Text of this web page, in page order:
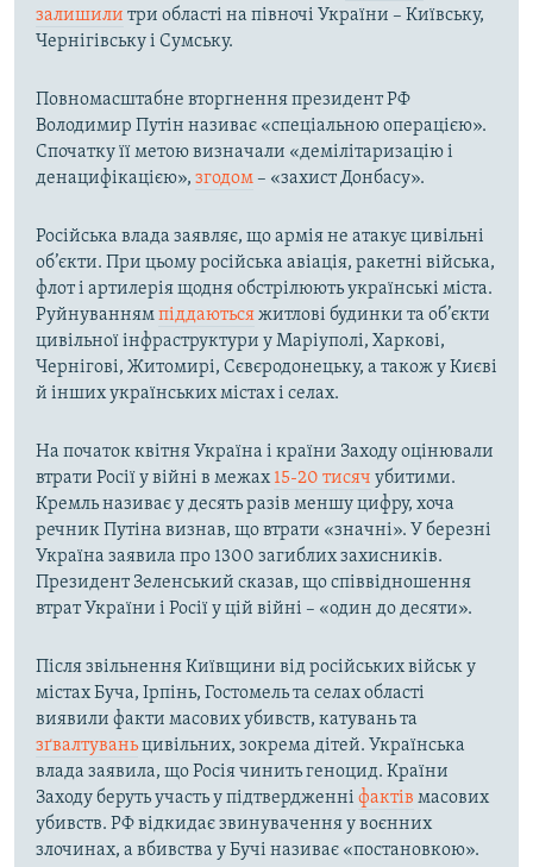
залишили три області на півночі України – Київську,
Чернігівську і Сумську.
Повномасштабне вторгнення президент РФ
Володимир Путін називає «спеціальною операцією».
Спочатку її метою визначали «демілітаризацію і
денацифікацією», згодом– «захист Донбасу».
Російська влада заявляє, що армія не атакує цивільні
об’єкти. При цьому російська авіація, ракетні війська,
флот і артилерія щодня обстрілюють українські міста.
Руйнуваннямпіддаютьсяжитлові будинки та об’єкти
цивільної інфраструктури у Маріуполі, Харкові,
Чернігові, Житомирі, Сєвєродонецьку, а також у Києві
й інших українських містах і селах.
На початок квітня Україна і країни Заходу оцінювали
втрати Росії у війні в межах 15-20 тисяч убитими.
Кремль називає у десять разів меншу цифру, хоча
речник Путіна визнав, що втрати «значні». У березні
Україна заявила про 1300 загиблих захисників.
Президент Зеленський сказав, що співвідношення
втрат України і Росії у цій війні – «один до десяти».
Після звільнення Київщини від російських військ у
містах Буча, Ірпінь, Гостомель та селах області
виявили факти масових убивств, катувань та
зґвалтуваньцивільних, зокрема дітей. Українська
влада заявила, що Росія чинить геноцид. Країни
Заходу беруть участь у підтвердженні фактів масових
убивств. РФ відкидає звинувачення у воєнних
злочинах, а вбивства у Бучі називає «постановкою».